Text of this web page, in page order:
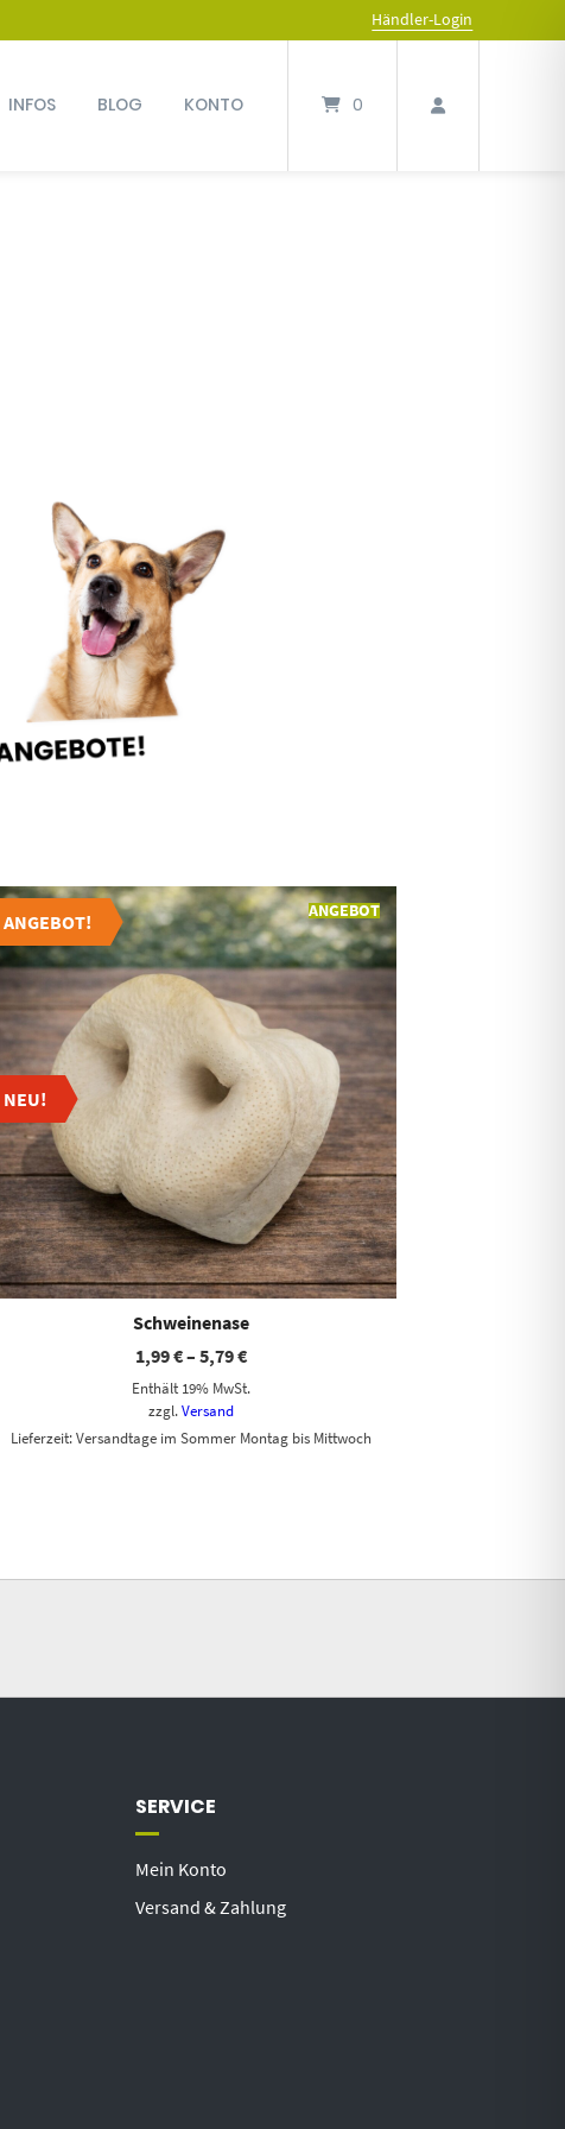
Händler-Login
INFOS BLOG KONTO 0
ANGEBOT
ANGEBOT!
NEU!
Schweinenase
1,99€– 5,79€
Enthält 19% MwSt.
zzgl.Versand
Lieferzeit: Versandtage im Sommer Montag bis Mittwoch
SERVICE
Mein Konto
Versand & Zahlung